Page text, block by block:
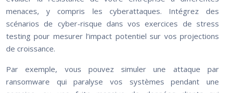
menaces, y compris les cyberattaques. Intégrez des
scénarios de cyber-risque dans vos exercices de stress
testing pour mesurer l’impact potentiel sur vos projections
de croissance.
Par exemple, vous pouvez simuler une attaque par
ransomware qui paralyse vos systèmes pendant une